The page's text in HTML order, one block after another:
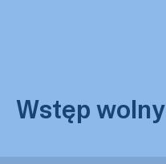
Wstęp wolny